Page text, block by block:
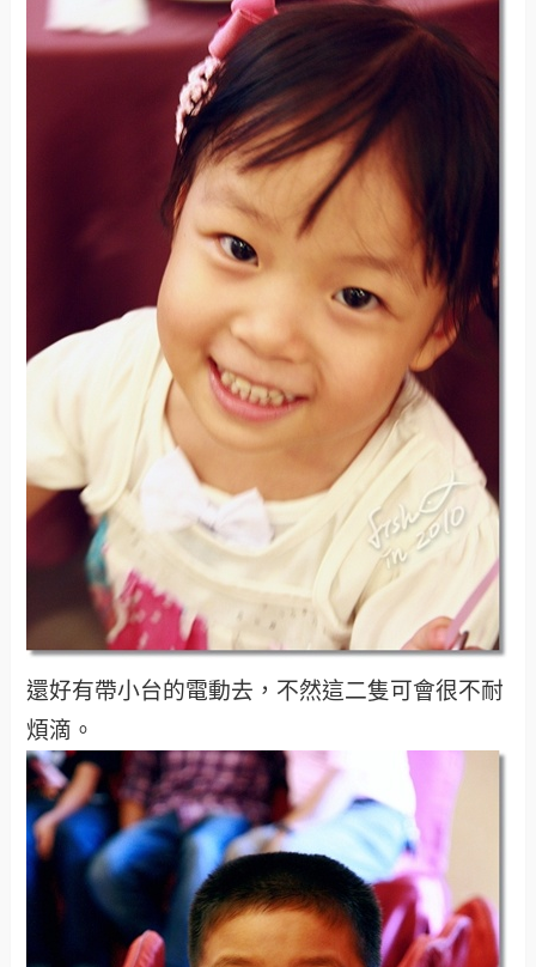
還好有帶小台的電動去，不然這二隻可會很不耐
煩滴。